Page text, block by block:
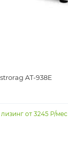
AT-938E
от 3245 Р/мес